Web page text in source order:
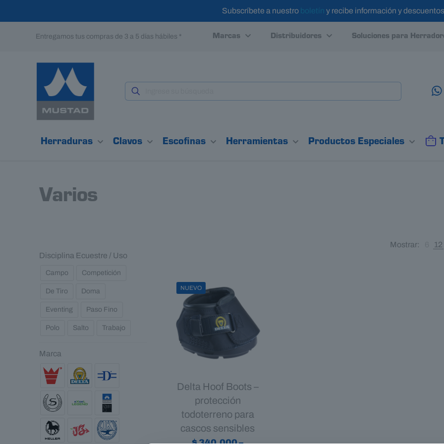
Subscríbete a nuestro boletín y recibe información y descuentos
Entregamos tus compras de 3 a 5 días hábiles * Marcas Distribuidores Soluciones para
Herraduras Clavos Escofinas Herramientas Productos Especiales
Varios
Disciplina Ecuestre / Uso
Campo Competición
De Tiro Doma
Eventing Paso Fino
Polo Salto Trabajo
Marca
Mostrar: 12
NUEVO
Delta Hoof Boots –
protección
todoterreno para
cascos sensibles